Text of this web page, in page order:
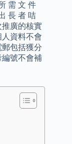
需 文 件
長 者 咭
推廣的核實
資料不會
包括獲分
號不會補